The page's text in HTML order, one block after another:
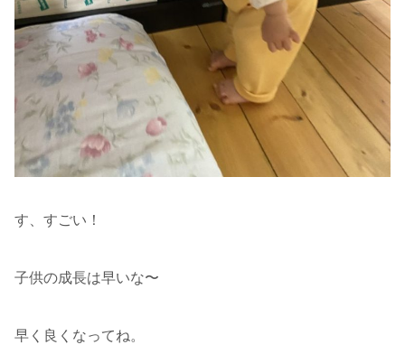
す、すごい！
子供の成長は早いな〜
早く良くなってね。